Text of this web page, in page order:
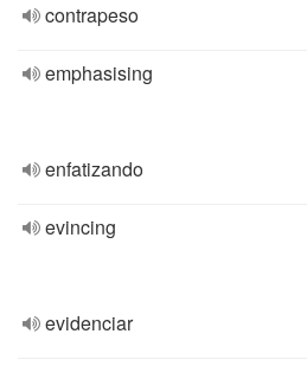
contrapeso
emphasising
enfatizando
evincing
evidenciar